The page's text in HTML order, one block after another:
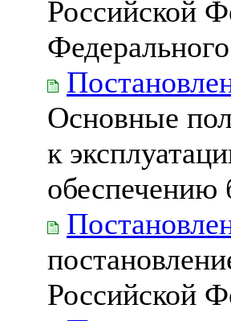
Российской
Основные
к
обеспечению
Российской